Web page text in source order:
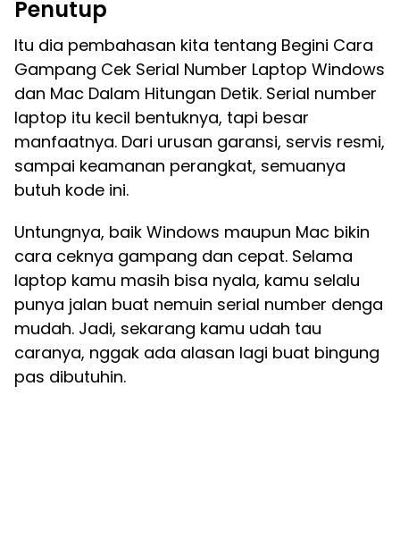
Penutup
Itu dia pembahasan kita tentang Begini Cara
Gampang Cek Serial Number Laptop Windows
dan Mac Dalam Hitungan Detik. Serial number
laptop itu kecil bentuknya, tapi besar
manfaatnya. Dari urusan garansi, servis resmi,
sampai keamanan perangkat, semuanya
butuh kode ini.
Untungnya, baik Windows maupun Mac bikin
cara ceknya gampang dan cepat. Selama
laptop kamu masih bisa nyala, kamu selalu
punya jalan buat nemuin serial number denga
mudah. Jadi, sekarang kamu udah tau
caranya, nggak ada alasan lagi buat bingung
pas dibutuhin.